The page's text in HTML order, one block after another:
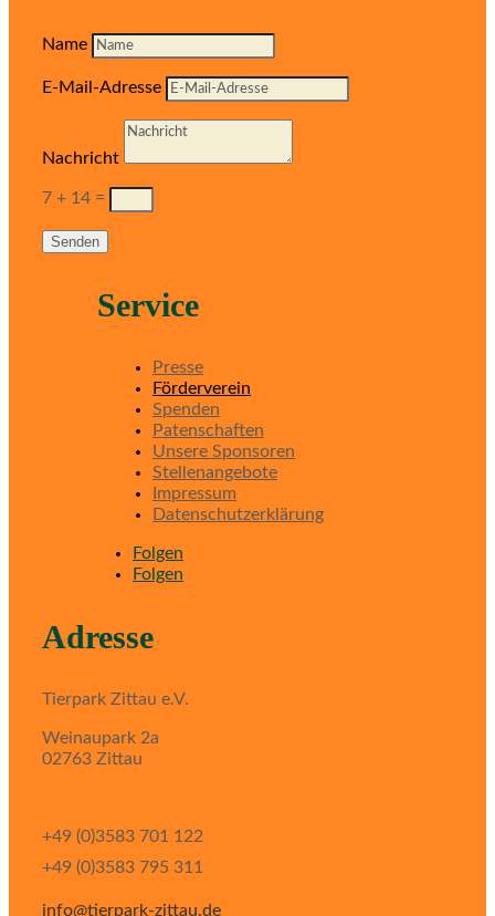
Name
E-Mail-Adresse
Nachricht
7 + 14 =
Senden
Service
Presse
Förderverein
Spenden
Patenschaften
Unsere Sponsoren
Stellenangebote
Impressum
Datenschutzerklärung
Folgen
Folgen
Adresse
Tierpark Zittau e.V.
Weinaupark 2a
02763 Zittau
+49 (0)3583 701 122
+49 (0)3583 795 311
info@tierpark-zittau.de